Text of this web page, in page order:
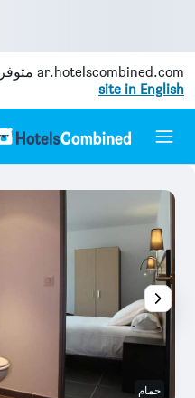
ar.hotelscombined.com
site in English
حمام